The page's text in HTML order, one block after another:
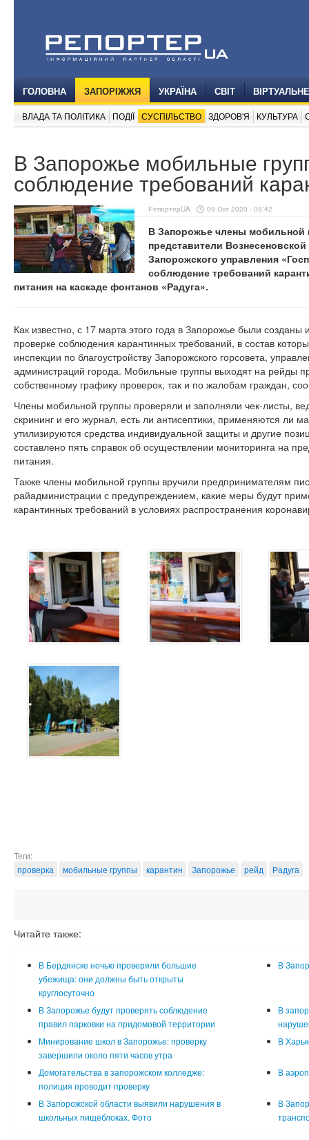
ГОЛОВНА ЗАПОРІЖЖЯ УКРАЇНА СВІТ
ВЛАДА ТА ПОЛІТИКА ПОДІЇ СУСПІЛЬСТВО ЗДОРОВ'Я КУЛЬТУРА
В Запорожье мобильные
соблюдение требований
РепортерUA 09 Окт 2020 - 09:42
В Запорожье члены
представители
Запорожского управления
соблюдение требований
питания на каскаде фонтанов «Радуга».
Как известно, с 17 марта этого года в Запорожье были
проверке соблюдения карантинных требований, в состав
инспекции по благоустройству Запорожского горсовета,
администраций города. Мобильные группы выходят на рейды
собственному графику проверок, так и по жалобам граждан,
Члены мобильной группы проверяли и заполняли чек-листы,
скрининг и его журнал, есть ли антисептики, применяются ли
утилизируются средства индивидуальной защиты и другие
составлено пять справок об осуществлении мониторинга на
питания.
Также члены мобильной группы вручили предпринимателям
райадминистрации с предупреждением, какие меры будут
карантинных требований в условиях распространения
Теги:
проверка
мобильные группы карантин Запорожье рейд Радуга
Читайте также:
В Бердянске ночью проверяли большие
убежища: они должны быть открыты
круглосуточно
В
В Запорожье будут проверять соблюдение
правил парковки на придомовой территории
В
Минирование школ в Запорожье: проверку
завершили около пяти часов утра
В
Домогательства в запорожском колледже:
полиция проводит проверку
В
В Запорожской области выявили нарушения в
школьных пищеблоках. Фото
В